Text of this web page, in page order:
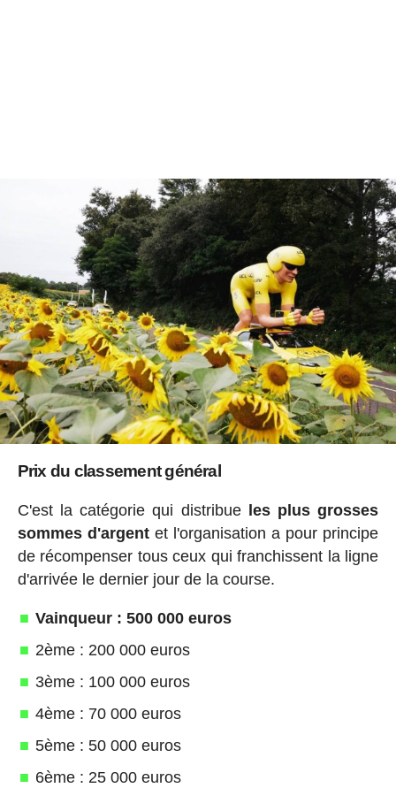
Prix du classement général
C'est la catégorie qui distribue
les plus grosses
sommes d'argentet l'organisation a pour principe
de récompenser tous ceux qui franchissent la ligne
d'arrivée le dernier jour de la course.
Vainqueur : 500 000 euros
2ème : 200 000 euros
3ème : 100 000 euros
4ème : 70 000 euros
5ème : 50 000 euros
6ème : 25 000 euros